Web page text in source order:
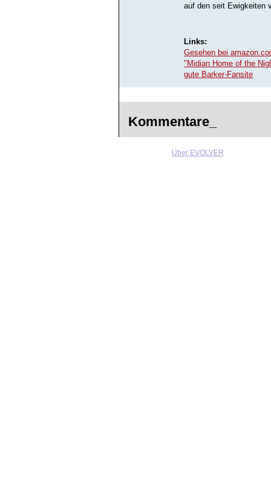
auf den seit Ewigkeiten
Links:
Gesehen bei
"Midian Home of the
gute Barker-Fansite
Kommentare_
Über EVOLVER